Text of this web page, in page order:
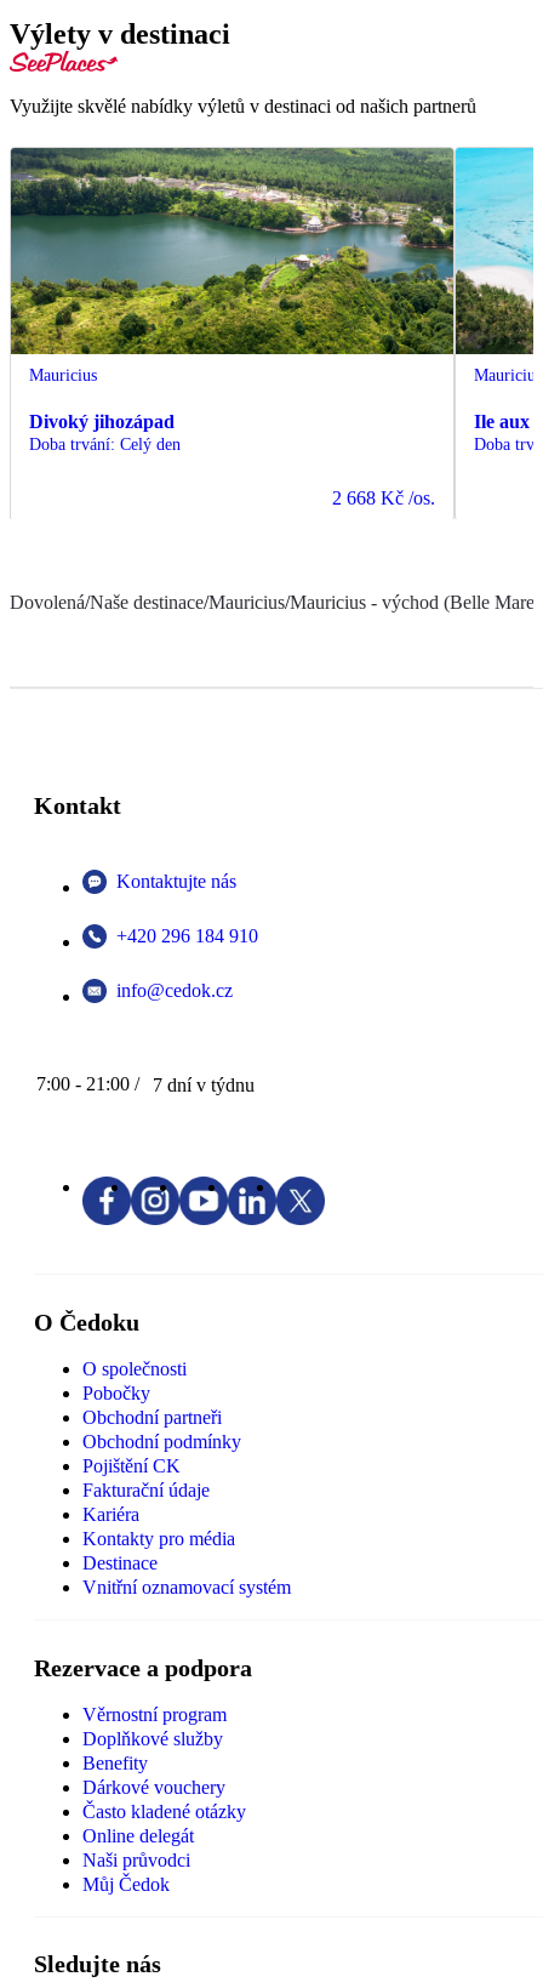
Výlety v destinaci
Využijte skvělé nabídky výletů v destinaci od našich partnerů
Mauricius
Divoký jihozápad
Doba trvání: Celý den
2 668 Kč /os.
Mauricius
Ile aux
Doba
Dovolená/Naše destinace/Mauricius/Mauricius - východ (Belle Mare
Kontakt
Kontaktujte nás
+420 296 184 910
info@cedok.cz
7:00 - 21:00 / 7 dní v týdnu
O Čedoku
O společnosti
Pobočky
Obchodní partneři
Obchodní podmínky
Pojištění CK
Fakturační údaje
Kariéra
Kontakty pro média
Destinace
Vnitřní oznamovací systém
Rezervace a podpora
Věrnostní program
Doplňkové služby
Benefity
Dárkové vouchery
Často kladené otázky
Online delegát
Naši průvodci
Můj Čedok
Sledujte nás